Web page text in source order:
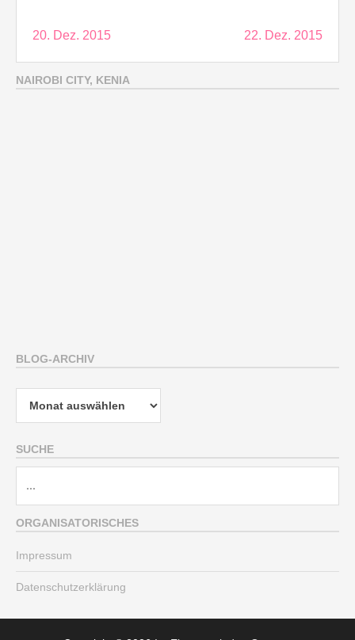
Beitragsnavigation
20. Dez. 2015 22. Dez. 2015
NAIROBI CITY, KENIA
BLOG-ARCHIV
Blog-
Archiv
SUCHE
ORGANISATORISCHES
Impressum
Datenschutzerklärung